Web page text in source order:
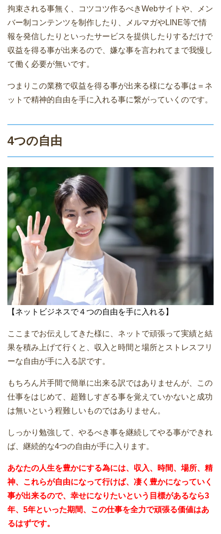
拘束される事無く、コツコツ作るべきWebサイトや、メン
バー制コンテンツを制作したり、メルマガやLINE等で情
報を発信したりといったサービスを提供したりするだけで
収益を得る事が出来るので、嫌な事を言われてまで我慢し
て働く必要が無いです。
つまりこの業務で収益を得る事が出来る様になる事は＝ネ
ットで精神的自由を手に入れる事に繋がっていくのです。
4つの自由
【ネットビジネスで４つの自由を手に入れる】
ここまでお伝えしてきた様に、ネットで頑張って実績と結
果を積み上げて行くと、収入と時間と場所とストレスフリ
ーな自由が手に入る訳です。
もちろん片手間で簡単に出来る訳ではありませんが、この
仕事をはじめて、超難しすぎる事を覚えていかないと成功
は無いという程難しいものではありません。
しっかり勉強して、やるべき事を継続してやる事ができれ
ば、継続的な4つの自由が手に入ります。
あなたの人生を豊かにする為には、収入、時間、場所、精
神、これらが自由になって行けば、凄く豊かになっていく
事が出来るので、幸せになりたいという目標があるなら3
年、5年といった期間、この仕事を全力で頑張る価値はあ
るはずです。